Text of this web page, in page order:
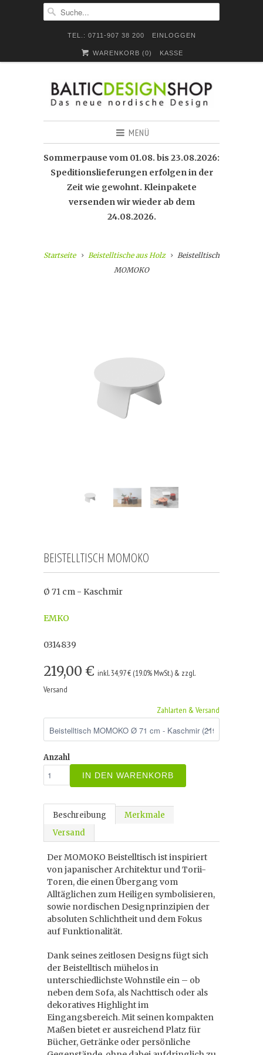
TEL.: 0711-907 38 200 EINLOGGEN
WARENKORB (0) KASSE
MENÜ
Sommerpause vom 01.08. bis 23.08.2026:
Speditionslieferungen erfolgen in der
Zeit wie gewohnt. Kleinpakete
versenden wir wieder ab dem
24.08.2026.
Startseite Beistelltische aus Holz
Beistelltisch
MOMOKO
BEISTELLTISCH MOMOKO
Ø 71 cm - Kaschmir
EMKO
0314839
219,00 € inkl. 34,97 € (19.0% MwSt.) & zzgl.
Versand
Zahlarten & Versand
Anzahl
IN DEN WARENKORB
Beschreibung
Merkmale
Versand
Der MOMOKO Beistelltisch ist inspiriert
von japanischer Architektur und Torii-
Toren, die einen Übergang vom
Alltäglichen zum Heiligen symbolisieren,
sowie nordischen Designprinzipien der
absoluten Schlichtheit und dem Fokus
auf Funktionalität.
Dank seines zeitlosen Designs fügt sich
der Beistelltisch mühelos in
unterschiedlichste Wohnstile ein – ob
neben dem Sofa, als Nachttisch oder als
dekoratives Highlight im
Eingangsbereich. Mit seinen kompakten
Maßen bietet er ausreichend Platz für
Bücher, Getränke oder persönliche